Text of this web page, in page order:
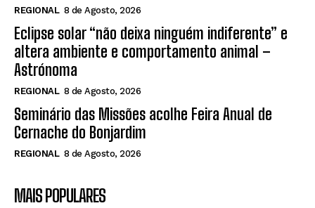
REGIONAL 8 de Agosto, 2026
Eclipse solar “não deixa ninguém indiferente” e
altera ambiente e comportamento animal –
Astrónoma
REGIONAL 8 de Agosto, 2026
Seminário das Missões acolhe Feira Anual de
Cernache do Bonjardim
REGIONAL 8 de Agosto, 2026
MAIS POPULARES